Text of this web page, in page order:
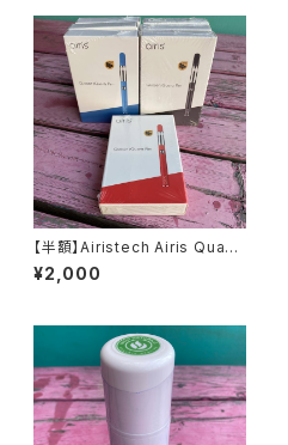
【半額】Airistech Airis Quase
r ヴェープペン＆バッテリー＆
ワックス用アトマイザーのセット
¥2,000